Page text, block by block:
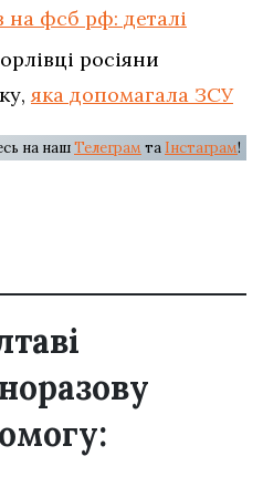
фсб рф: деталі
росіяни
яка допомагала ЗСУ
на нашТелеграм та Інстаграм!